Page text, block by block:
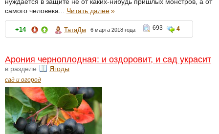
самого человека... Читать далее»
+14 ТатаДм 6 марта 2018 года 693 4
Арония черноплодная: и оздоровит, и сад украсит
в разделе Ягоды
сад и огород